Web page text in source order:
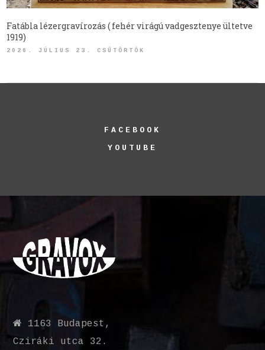
Fatábla lézergravírozás ( fehér virágú vadgesztenye ültetve
1919)
2026. JÚLIUS 23. CSÜTÖRTÖK
FACEBOOK
YOUTUBE
1163 Budapest,
Cziráki utca 32.